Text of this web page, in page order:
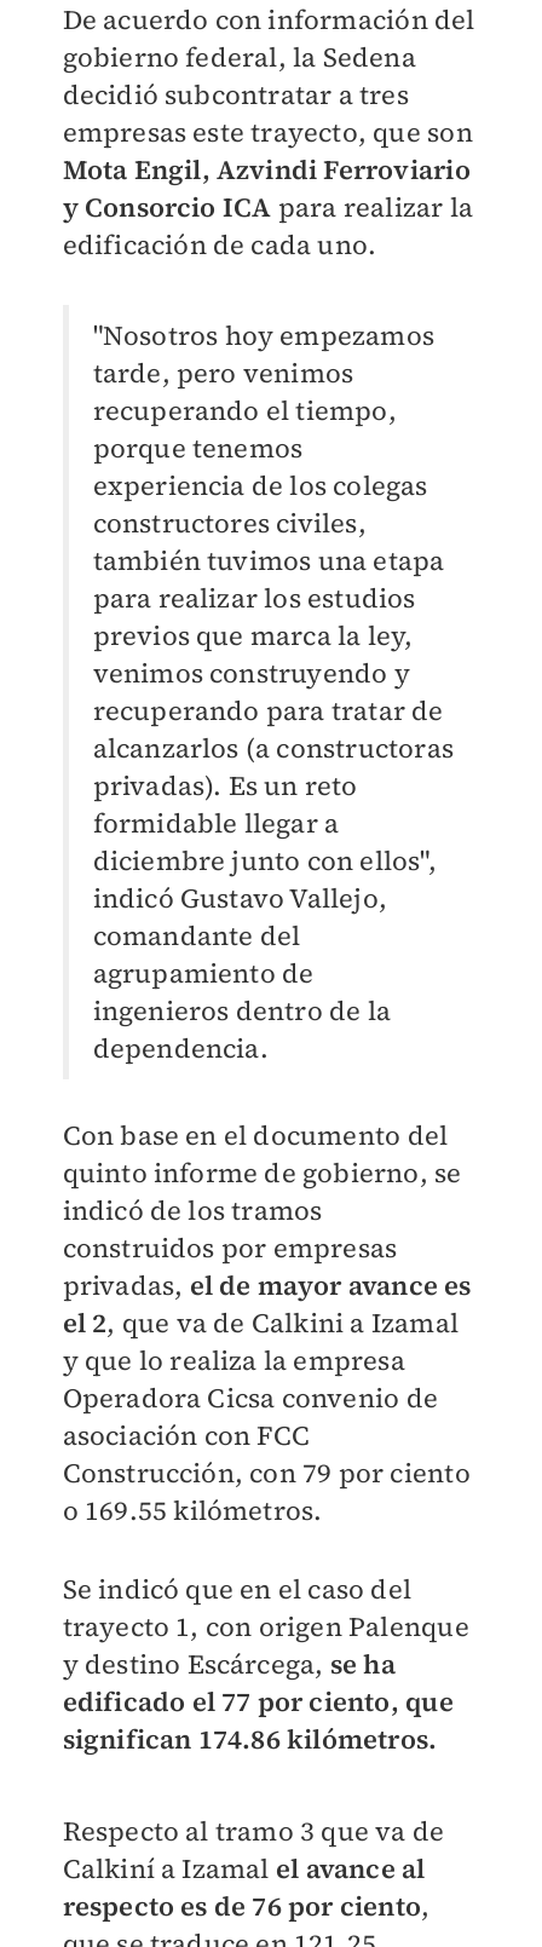
De acuerdo con información del
gobierno federal, la Sedena
decidió subcontratar a tres
empresas este trayecto, que son
Mota Engil, Azvindi Ferroviario
y Consorcio ICA para realizar la
edificación de cada uno.
"Nosotros hoy empezamos
tarde, pero venimos
recuperando el tiempo,
porque tenemos
experiencia de los colegas
constructores civiles,
también tuvimos una etapa
para realizar los estudios
previos que marca la ley,
venimos construyendo y
recuperando para tratar de
alcanzarlos (a constructoras
privadas). Es un reto
formidable llegar a
diciembre junto con ellos",
indicó Gustavo Vallejo,
comandante del
agrupamiento de
ingenieros dentro de la
dependencia.
Con base en el documento del
quinto informe de gobierno, se
indicó de los tramos
construidos por empresas
privadas, el de mayor avance es
el 2, que va de Calkini a Izamal
y que lo realiza la empresa
Operadora Cicsa convenio de
asociación con FCC
Construcción, con 79 por ciento
o 169.55 kilómetros.
Se indicó que en el caso del
trayecto 1, con origen Palenque
y destino Escárcega, se ha
edificado el 77 por ciento, que
significan 174.86 kilómetros.
Respecto al tramo 3 que va de
Calkiní a Izamal el avance al
respecto es de 76 por ciento,